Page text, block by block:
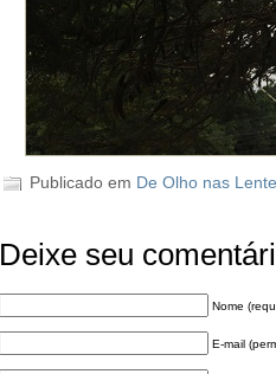
Publicado em De Olho nas
Deixe seu
Nome
E-mail